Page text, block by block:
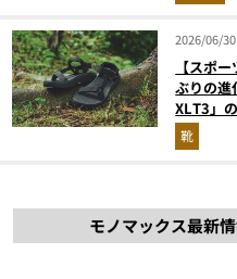
2026/06/
【スポ
ぶりの進
XLT3」
解説！
靴
モノマックス最新